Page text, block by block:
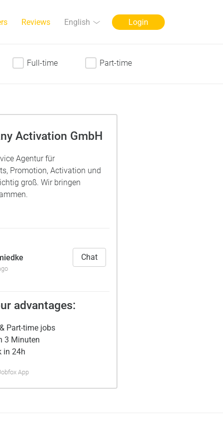
Reviews Language
English Login
Full-time Part-time
Activation GmbH
Agentur für
Promotion, Activation und
groß. Wir bringen
Chat
advantages:
Part-time jobs
3 Minuten
in 24h
App